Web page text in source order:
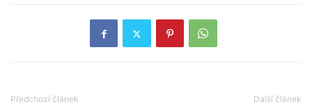
Předchozí článek Další článek